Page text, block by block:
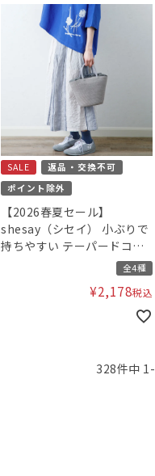
SALE
返品・交換不可
ポイント除外
【2026春夏セール】
shesay（シセイ） 小ぶりで
持ちやすい テーパードコロ
全4種
¥2,178税込
328件中 1 -